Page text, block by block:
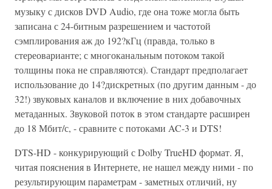
музыку с дисков DVD Audio, где она тоже могла быть
записана с 24-битным разрешением и частотой
сэмплирования аж до 192?кГц (правда, только в
стереоварианте; с многоканальным потоком такой
толщины пока не справляются). Стандарт предполагает
использование до 14?дискретных (по другим данным - до
32!) звуковых каналов и включение в них добавочных
метаданных. Звуковой поток в этом стандарте расширен
до 18 Мбит/с, - сравните с потоками AC-3 и DTS!
DTS-HD - конкурирующий с Dolby TrueHD формат. Я,
читая пояснения в Интернете, не нашел между ними - по
результирующим параметрам - заметных отличий, ну